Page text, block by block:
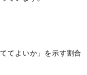
てよいか」を示す割合